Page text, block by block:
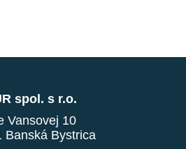
spol. s r.o.
Vansovej 10
Banská Bystrica